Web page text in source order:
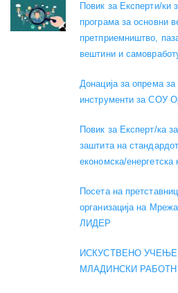
Повик за Експерти/ки
програма за основни
претприемништво,
вештини и
Донација за опрема
инструменти за СОУ
Повик за Експерт/ка
заштита на
економска/енергетска
Посета на
организација на
ЛИДЕР
ИСКУСТВЕНО
МЛАДИНСКИ